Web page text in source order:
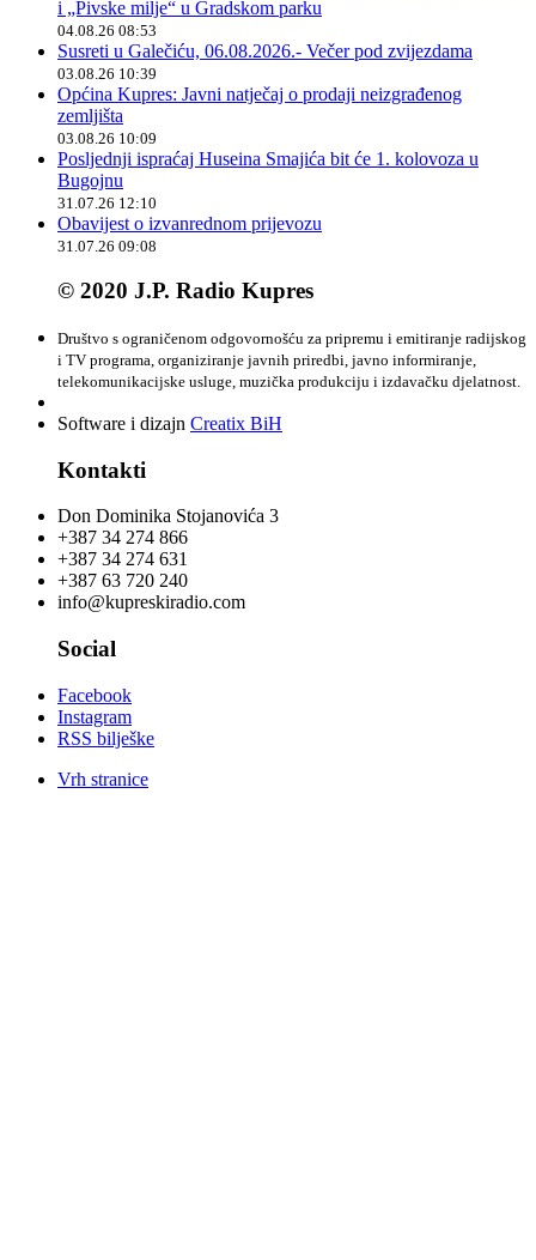
i „Pivske milje“ u Gradskom parku
04.08.26 08:53
Susreti u Galečiću, 06.08.2026.- Večer pod zvijezdama
03.08.26 10:39
Općina Kupres: Javni natječaj o prodaji neizgrađenog
zemljišta
03.08.26 10:09
Posljednji ispraćaj Huseina Smajića bit će 1. kolovoza u
Bugojnu
31.07.26 12:10
Obavijest o izvanrednom prijevozu
31.07.26 09:08
© 2020 J.P. Radio Kupres
Društvo s ograničenom odgovornošću za pripremu i emitiranje radijskog
i TV programa, organiziranje javnih priredbi, javno informiranje,
telekomunikacijske usluge, muzička produkciju i izdavačku djelatnost.
Software i dizajn Creatix BiH
Kontakti
Don Dominika Stojanovića 3
+387 34 274 866
+387 34 274 631
+387 63 720 240
info@kupreskiradio.com
Social
Facebook
Instagram
RSS bilješke
Vrh stranice